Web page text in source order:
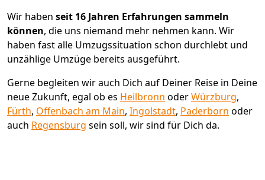
Wir haben seit 16 Jahren Erfahrungen sammeln
können, die uns niemand mehr nehmen kann. Wir
haben fast alle Umzugssituation schon durchlebt und
unzählige Umzüge bereits ausgeführt.
Gerne begleiten wir auch Dich auf Deiner Reise in Deine
neue Zukunft, egal ob es Heilbronn oderWürzburg,
Fürth, Offenbach am Main, Ingolstadt, Paderborn oder
auch Regensburg sein soll, wir sind für Dich da.